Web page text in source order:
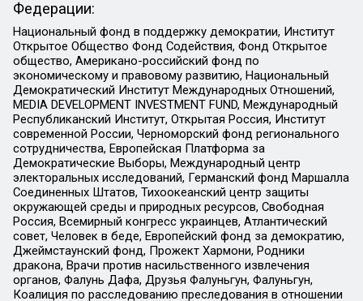
Федерации:
Национальный фонд в поддержку демократии, Институт
Открытое Общество Фонд Содействия, Фонд Открытое
общество, Американо-российский фонд по
экономическому и правовому развитию, Национальный
Демократический Институт Международных Отношений,
MEDIA DEVELOPMENT INVESTMENT FUND, Международный
Республиканский Институт, Открытая Россия, Институт
современной России, Черноморский фонд регионального
сотрудничества, Европейская Платформа за
Демократические Выборы, Международный центр
электоральных исследований, Германский фонд Маршалла
Соединенных Штатов, Тихоокеанский центр защиты
окружающей среды и природных ресурсов, Свободная
Россия, Всемирный конгресс украинцев, Атлантический
совет, Человек в беде, Европейский фонд за демократию,
Джеймстаунский фонд, Прожект Хармони, Родники
дракона, Врачи против насильственного извлечения
органов, Фалунь Дафа, Друзья Фалуньгун, Фалуньгун,
Коалиция по расследованию преследования в отношении